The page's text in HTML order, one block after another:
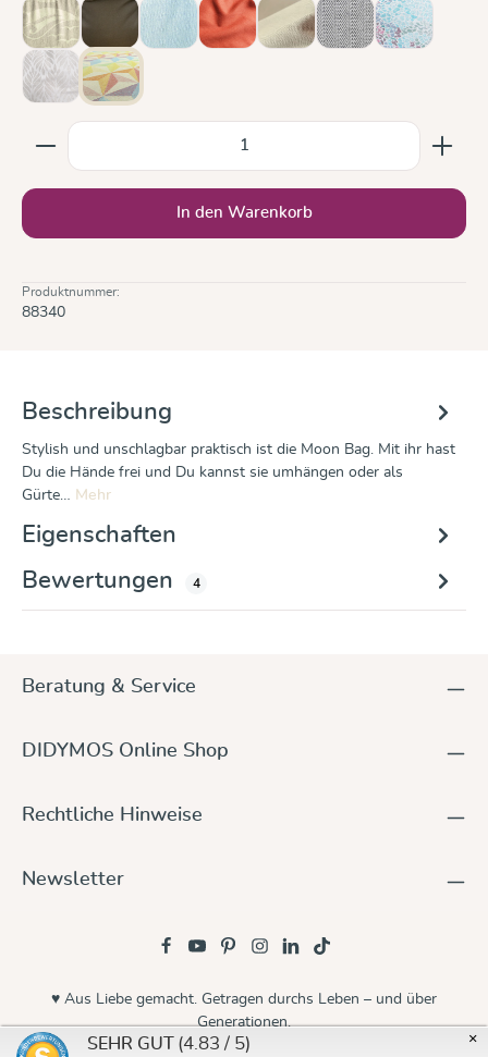
Oceanis Olive Ozean Rusty RedSand Silber
Trias Creme Leinen
(Diese Option ist zurzeit nicht verfügbar.)
Zephyr
Produkt Anzahl: Gib den gewünschten Wert ein
In den Warenkorb
Produktnummer:
88340
Beschreibung
Stylish und unschlagbar praktisch ist die Moon Bag. Mit ihr hast
Du die Hände frei und Du kannst sie umhängen oder als
Gürte… Mehr
Eigenschaften
Bewertungen
4
Beratung & Service
DIDYMOS Online Shop
Rechtliche Hinweise
Newsletter
♥ Aus Liebe gemacht. Getragen durchs Leben – und über
Generationen.
×
SEHR GUT (4.83 / 5)